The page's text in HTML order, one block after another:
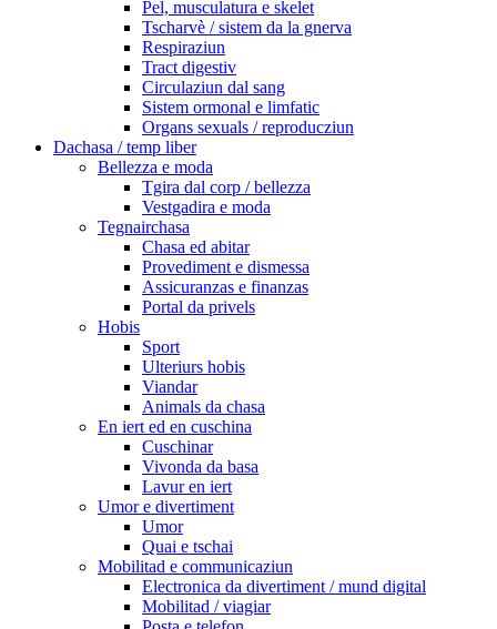
Pel, musculatura e skelet
Tscharvè / sistem da la gnerva
Respiraziun
Tract digestiv
Circulaziun dal sang
Sistem ormonal e limfatic
Organs sexuals / reproducziun
Dachasa / temp liber
Bellezza e moda
Tgira dal corp / bellezza
Vestgadira e moda
Tegnairchasa
Chasa ed abitar
Provediment e dismessa
Assicuranzas e finanzas
Portal da privels
Hobis
Sport
Ulteriurs hobis
Viandar
Animals da chasa
En iert ed en cuschina
Cuschinar
Vivonda da basa
Lavur en iert
Umor e divertiment
Umor
Quai e tschai
Mobilitad e communicaziun
Electronica da divertiment / mund digital
Mobilitad / viagiar